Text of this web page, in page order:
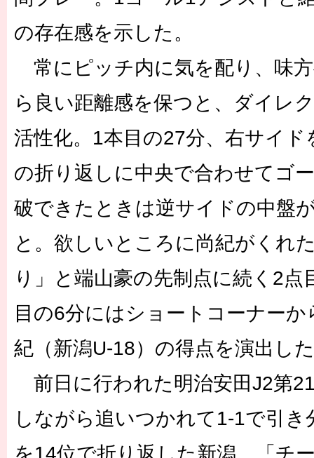
の存在感を示した。
常にピッチ内に気を配り、味
ら良い距離感を保つと、ダイレ
活性化。1本目の27分、右サイド
の折り返しに中央で合わせてゴ
破できたときは逆サイドの中盤
と。欲しいところに尚紀がくれ
り」と端山豪の先制点に続く2点
目の6分にはショートコーナー
紀（新潟U-18）の得点を演出し
前日に行われた明治安田J2第
しながら追いつかれて1-1で引き
を14位で折り返した新潟。「チ